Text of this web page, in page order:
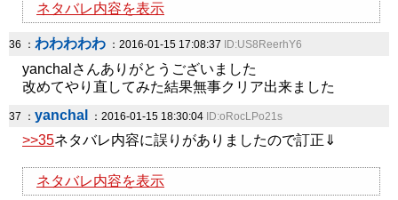
ネタバレ内容を表示
36 ： わわわわわ ：2016-01-15 17:08:37 ID:US8ReerhY6
yanchalさんありがとうございました
改めてやり直してみた結果無事クリア出来ました
37 ： yanchal ：2016-01-15 18:30:04 ID:oRocLPo21s
>>35ネタバレ内容に誤りがありましたので訂正⇓
ネタバレ内容を表示